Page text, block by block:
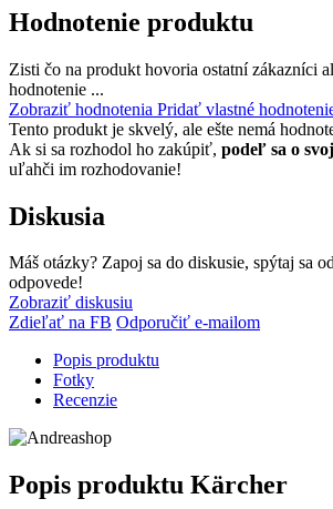
Hodnotenie produktu
Zisti čo na produkt hovoria ostatní zákazníci
hodnotenie ...
Zobraziť hodnotenia Pridať vlastné
Tento produkt je skvelý, ale ešte nemá
Ak si sa rozhodol ho zakúpiť, podeľ sa o
uľahči im rozhodovanie!
Diskusia
Máš otázky? Zapoj sa do diskusie, spýtaj sa
odpovede!
Zobraziť diskusiu
Zdieľať na FB Odporučiť e-mailom
Popis produktu
Fotky
Recenzie
Popis produktu Kärcher